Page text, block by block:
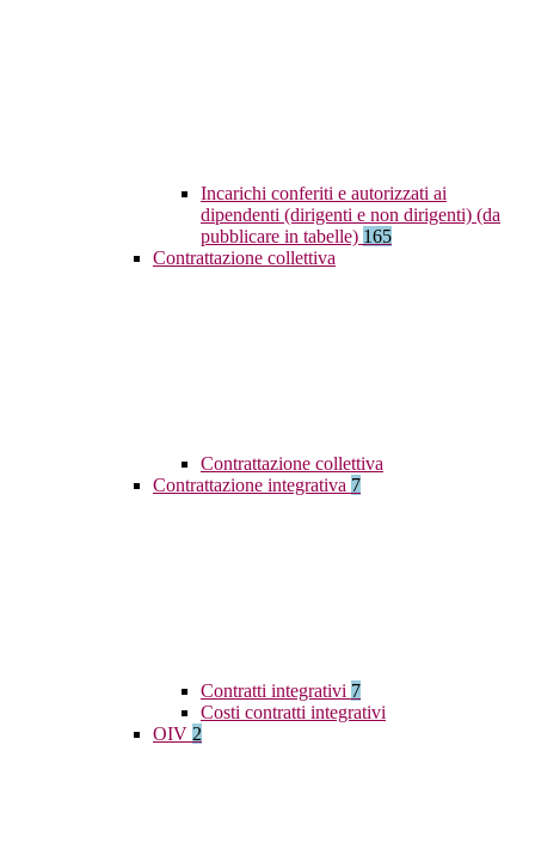
Incarichi conferiti e autorizzati ai
dipendenti (dirigenti e non dirigenti) (da
pubblicare in tabelle) 165
Contrattazione collettiva
Contrattazione collettiva
Contrattazione integrativa 7
Contratti integrativi 7
Costi contratti integrativi
OIV 2